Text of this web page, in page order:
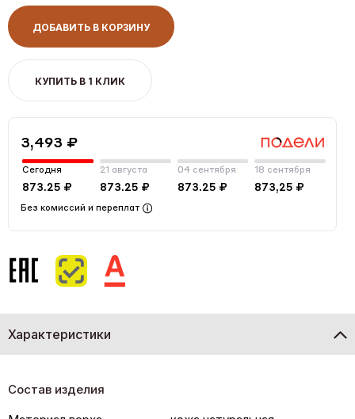
ДОБАВИТЬ В КОРЗИНУ
КУПИТЬ В 1 КЛИК
3,493 ₽
Сегодня
873.25 ₽
21 августа
873.25 ₽
04 сентября
873.25 ₽
18 сентября
873,25 ₽
Без комиссий и переплат
Характеристики
Состав изделия